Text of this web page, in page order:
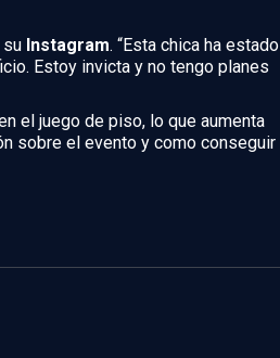
su Instagram. “Esta chica ha estado
Estoy invicta y no tengo planes
el juego de piso, lo que aumenta
sobre el evento y como conseguir